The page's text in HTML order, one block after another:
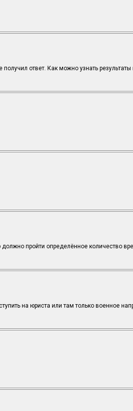
ответ. Как можно узнать
пройти определённое количество
на юриста или там только военное